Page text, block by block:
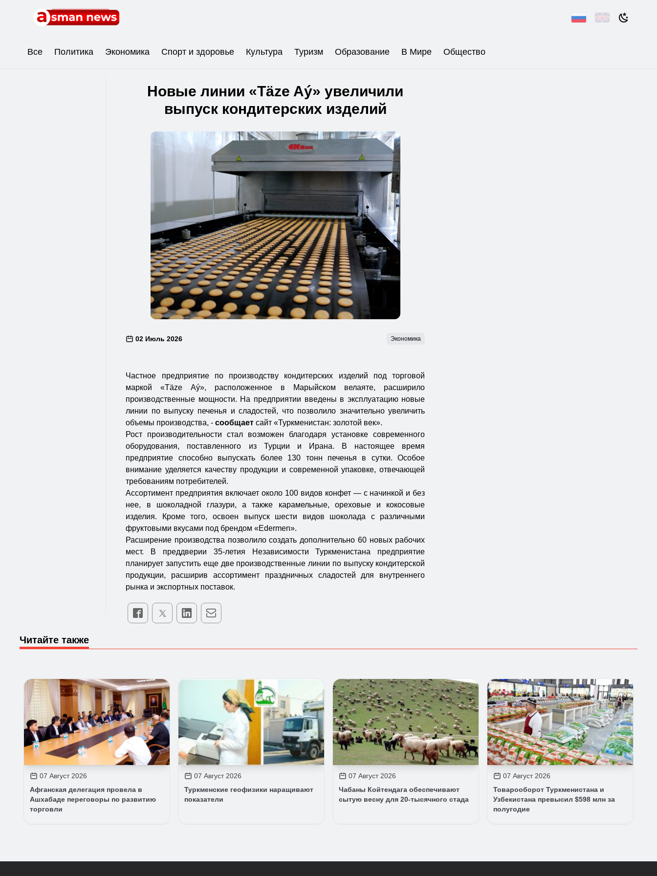
Все Политика Экономика Спорт и здоровье Культура Туризм Образование В Мире Общество
Новые линии «Täze Aý» увеличили
выпуск кондитерских изделий
02 Июль 2026 Экономика
Частное предприятие по производству кондитерских изделий под торговой
маркой «Täze Aý», расположенное в Марыйском велаяте, расширило
производственные мощности. На предприятии введены в эксплуатацию новые
линии по выпуску печенья и сладостей, что позволило значительно увеличить
объемы производства, -сообщаетсайт «Туркменистан: золотой век».
Рост производительности стал возможен благодаря установке современного
оборудования, поставленного из Турции и Ирана. В настоящее время
предприятие способно выпускать более 130 тонн печенья в сутки. Особое
внимание уделяется качеству продукции и современной упаковке, отвечающей
требованиям потребителей.
Ассортимент предприятия включает около 100 видов конфет — с начинкой и без
нее, в шоколадной глазури, а также карамельные, ореховые и кокосовые
изделия. Кроме того, освоен выпуск шести видов шоколада с различными
фруктовыми вкусами под брендом «Edermen».
Расширение производства позволило создать дополнительно 60 новых рабочих
мест. В преддверии 35-летия Независимости Туркменистана предприятие
планирует запустить еще две производственные линии по выпуску кондитерской
продукции, расширив ассортимент праздничных сладостей для внутреннего
рынка и экспортных поставок.
Читайте также
07 Август 2026
Афганская делегация провела в
Ашхабаде переговоры по развитию
торговли
07 Август 2026
Туркменские геофизики наращивают
показатели
07 Август 2026
Чабаны Койтендага обеспечивают
сытую весну для 20-тысячного стада
07 Август 2026
Товарооборот Туркменистана и
Узбекистана превысил $598 млн за
полугодие